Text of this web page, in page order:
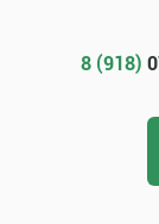
8 (918)